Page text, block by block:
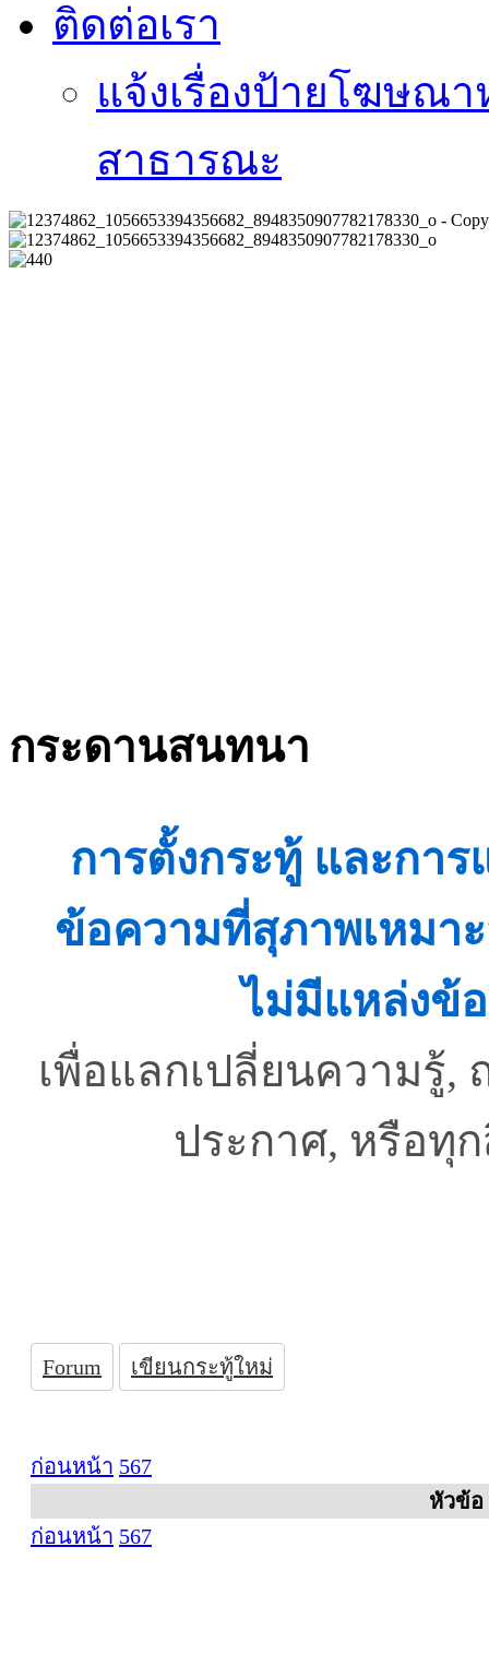
ติดต่อเรา
แจ้งเรื่องป้ายโฆษณ
สาธารณะ
กระดานสนทนา
การตั้งกระทู้ และกา
ข้อความที่สุภาพเหมา
ไม่มีแหล่งข้
เพื่อแลกเปลี่ยนความรู้
ประกาศ, หรือทุ
Forum เขียนกระทู้ใหม่
ก่อนหน้า 567
หัวข้อ
ก่อนหน้า 567